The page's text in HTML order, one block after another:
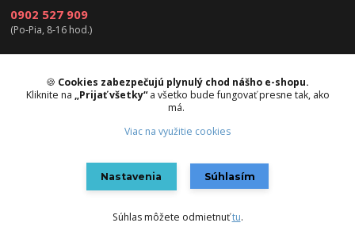
0902 527 909
(Po-Pia, 8-16 hod.)
info@instamat.sk
🍪 Cookies zabezpečujú plynulý chod nášho e-shopu.
Kliknite na „Prijať všetky“a všetko bude fungovať presne tak, ako
má.
Viac na využitie cookies
Nastavenia Súhlasím
Súhlas môžete odmietnuťtu.